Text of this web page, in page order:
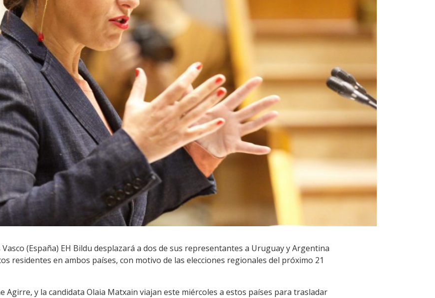
(España) EH Bildu desplazará a dos de sus representantes a Uruguay y Argentina
residentes en ambos países, con motivo de las elecciones regionales del próximo 21
Agirre, y la candidata Olaia Matxain viajan este miércoles a estos países para trasladar